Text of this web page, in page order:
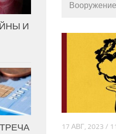
17 АВГ, 2023 /
И